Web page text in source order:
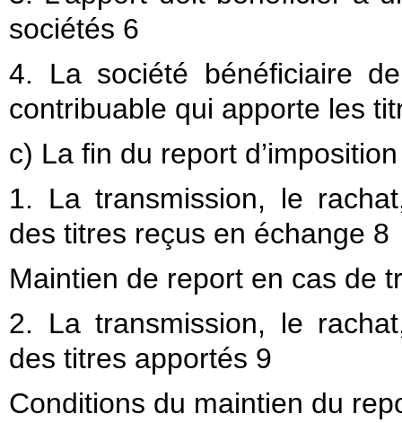
sociétés 6
4. La société bénéficiaire
contribuable qui apporte les
c) La fin du report
1. La transmission, le
des titres reçus en échange 8
Maintien de report en cas de
2. La transmission, le
des titres apportés 9
Conditions du maintien du